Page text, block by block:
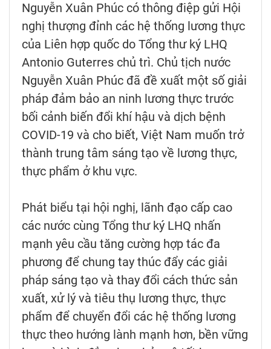
Nguyễn Xuân Phúc có thông điệp gửi Hội
nghị thượng đỉnh các hệ thống lương thực
của Liên hợp quốc do Tổng thư ký LHQ
Antonio Guterres chủ trì. Chủ tịch nước
Nguyễn Xuân Phúc đã đề xuất một số giải
pháp đảm bảo an ninh lương thực trước
bối cảnh biến đổi khí hậu và dịch bệnh
COVID-19 và cho biết, Việt Nam muốn trở
thành trung tâm sáng tạo về lương thực,
thực phẩm ở khu vực.
Phát biểu tại hội nghị, lãnh đạo cấp cao
các nước cùng Tổng thư ký LHQ nhấn
mạnh yêu cầu tăng cường hợp tác đa
phương để chung tay thúc đẩy các giải
pháp sáng tạo và thay đổi cách thức sản
xuất, xử lý và tiêu thụ lương thực, thực
phẩm để chuyển đổi các hệ thống lương
thực theo hướng lành mạnh hơn, bền vững